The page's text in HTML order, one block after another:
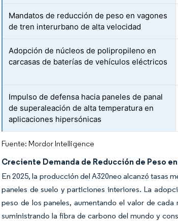
Mandatos de reducción de peso en vagones
de tren interurbano de alta velocidad
Adopción de núcleos de polipropileno en
carcasas de baterías de vehículos eléctricos
Impulso de defensa hacia paneles de panal
de superaleación de alta temperatura en
aplicaciones hipersónicas
Fuente: Mordor Intelligence
Creciente Demanda de Reducción de Peso
En 2025, la producción del A320neo alcanzó tasas
paneles de suelo y particiones interiores. La
peso de los paneles, aumentando el valor de
suministrando la fibra de carbono del mundo y